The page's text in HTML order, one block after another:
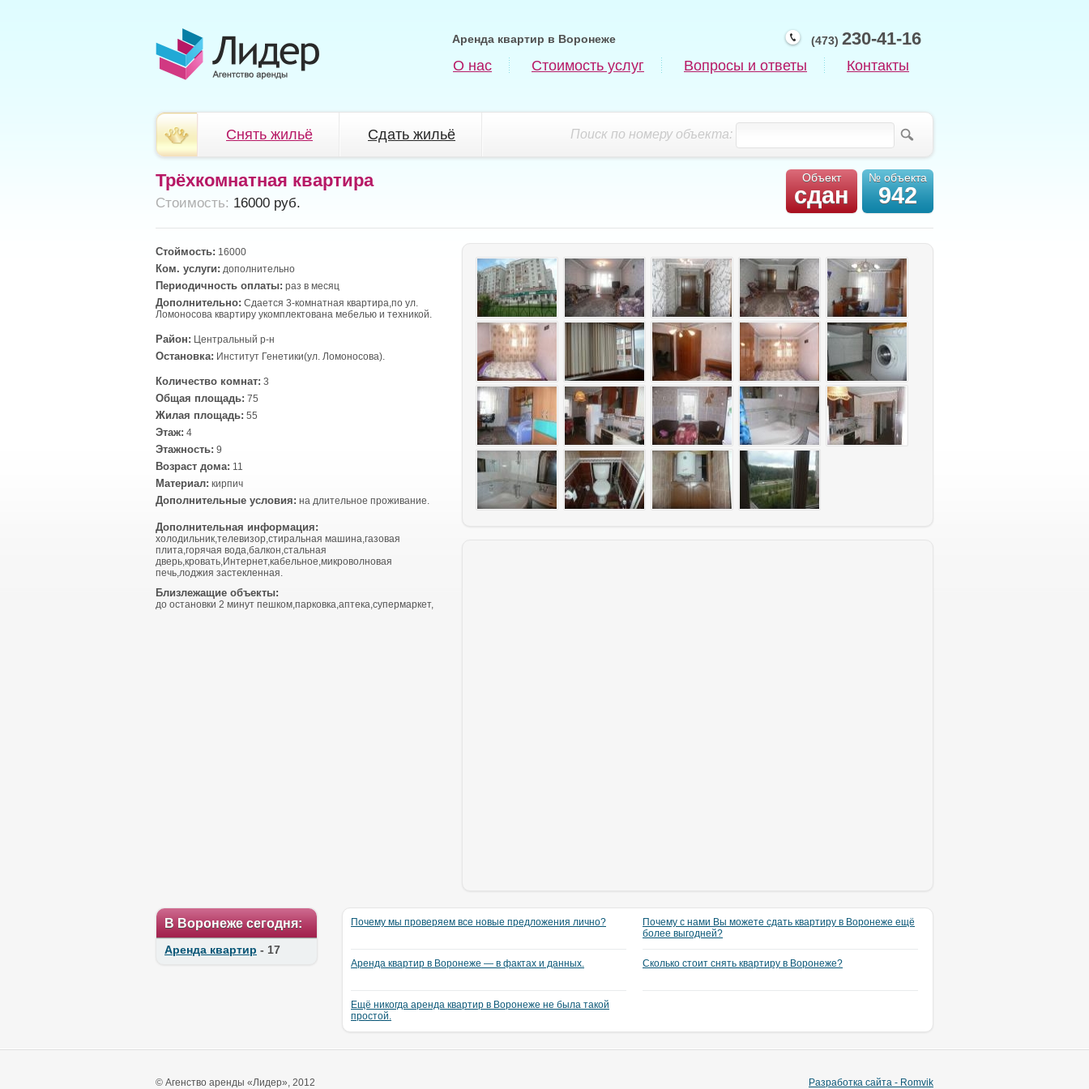
(473) 230-41-16
Аренда квартир в Воронеже
О нас Стоимость услуг Вопросы и ответы Контакты
Поиск по номеру объекта:
Снять жильё Сдать жильё
Объект
сдан
№ объекта
942
Трёхкомнатная квартира
Cтоимость: 16000 руб.
Стоймость: 16000
Ком. услуги: дополнительно
Периодичность оплаты: раз в месяц
Дополнительно: Сдается 3-комнатная квартира,по ул.
Ломоносова квартиру укомплектована мебелью и техникой.
Район: Центральный р-н
Остановка: Институт Генетики(ул. Ломоносова).
Количество комнат: 3
Общая площадь: 75
Жилая площадь: 55
Этаж: 4
Этажность: 9
Возраст дома: 11
Материал: кирпич
Дополнительные условия: на длительное проживание.
Дополнительная информация:
холодильник,телевизор,стиральная машина,газовая
плита,горячая вода,балкон,стальная
дверь,кровать,Интернет,кабельное,микроволновая
печь,лоджия застекленная.
Близлежащие объекты:
до остановки 2 минут пешком,парковка,аптека,супермаркет,
В Воронеже сегодня:
Аренда квартир - 17
Почему мы проверяем все новые предложения лично?
Аренда квартир в Воронеже — в фактах и данных.
Ещё никогда аренда квартир в Воронеже не была такой
простой.
Почему с нами Вы можете сдать квартиру в Воронеже ещё
более выгодней?
Сколько стоит снять квартиру в Воронеже?
© Агенство аренды «Лидер», 2012 Разработка сайта - Romvik